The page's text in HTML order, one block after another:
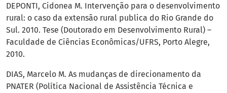
DEPONTI, Cidonea M. Intervenção para o desenvolvimento
rural: o caso da extensão rural publica do Rio Grande do
Sul. 2010. Tese (Doutorado em Desenvolvimento Rural) –
Faculdade de Ciências Econômicas/UFRS, Porto Alegre,
2010.
DIAS, Marcelo M. As mudanças de direcionamento da
PNATER (Política Nacional de Assistência Técnica e